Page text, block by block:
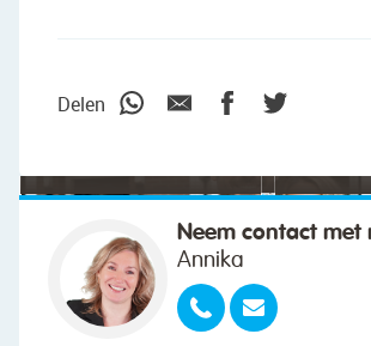
Delen
Neem contact met
Annika